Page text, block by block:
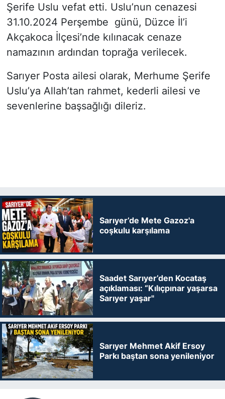
Şerife Uslu vefat etti. Uslu’nun cenazesi
31.10.2024 Perşembe günü, Düzce İl’i
Akçakoca İlçesi’nde kılınacak cenaze
namazının ardından toprağa verilecek.
Sarıyer Posta ailesi olarak, Merhume Şerife
Uslu’ya Allah’tan rahmet, kederli ailesi ve
sevenlerine başsağlığı dileriz.
Sarıyer’de Mete Gazoz'a
coşkulu karşılama
Saadet Sarıyer’den Kocataş
açıklaması: “Kılıçpınar yaşarsa
Sarıyer yaşar"
Sarıyer Mehmet Akif Ersoy
Parkı baştan sona yenileniyor
TEKNOLOJİ
TÜRKİYE VE DÜNYA GÜNDEMİ
YAŞAM